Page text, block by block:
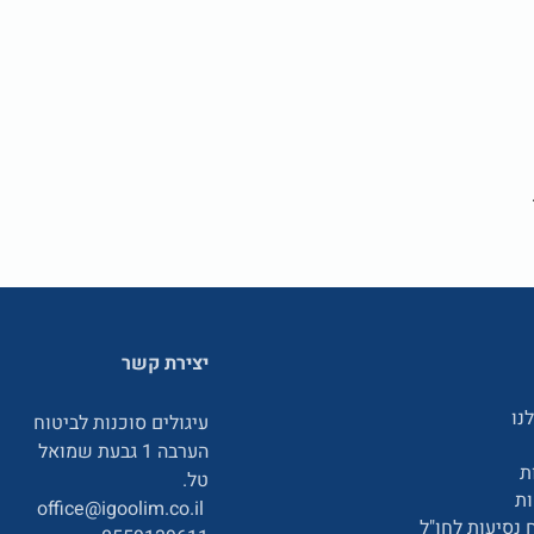
נסיעות לחו"ל
יצירת קשר
עיגולים סוכנות לביטוח
הערבה 1 גבעת שמואל
טל.